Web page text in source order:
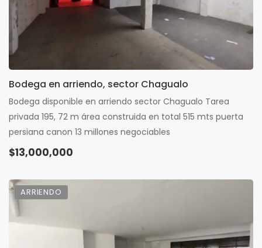
Bodega en arriendo, sector Chagualo
Bodega disponible en arriendo sector Chagualo Tarea
privada 195, 72 m área construida en total 515 mts puerta
persiana canon 13 millones negociables
$13,000,000
ARRIENDO